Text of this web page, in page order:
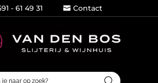
- 61 49 31  Contact